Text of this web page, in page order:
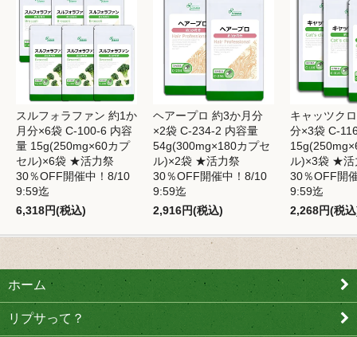
スルフォラファン 約1か
月分×6袋 C-100-6 内容
量 15g(250mg×60カプ
セル)×6袋 ★活力祭
30％OFF開催中！8/10
9:59迄
6,318円(税込)
ヘアープロ 約3か月分
×2袋 C-234-2 内容量
54g(300mg×180カプセ
ル)×2袋 ★活力祭
30％OFF開催中！8/10
9:59迄
2,916円(税込)
キャッツク
分×3袋 C-
ル)×3袋 ★活
30％OFF開
9:59迄
2,268円(税
ホーム
リプサって？